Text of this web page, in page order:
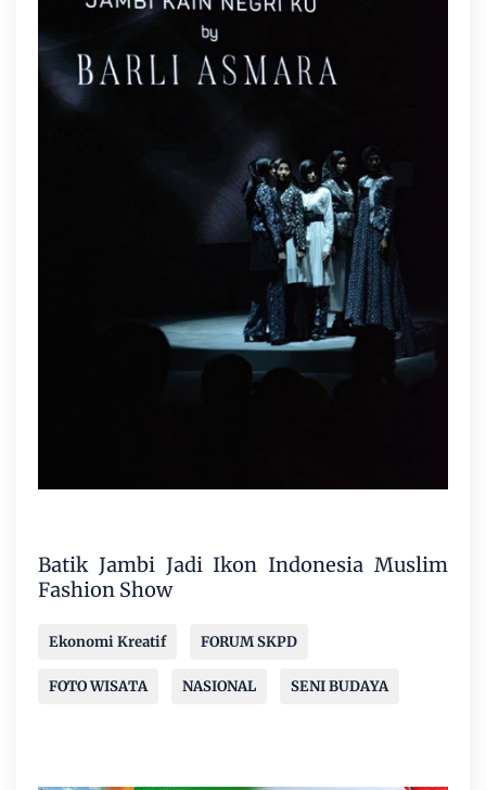
Batik Jambi Jadi Ikon Indonesia Muslim
Fashion Show
Ekonomi Kreatif FORUM SKPD
FOTO WISATA NASIONAL SENI BUDAYA